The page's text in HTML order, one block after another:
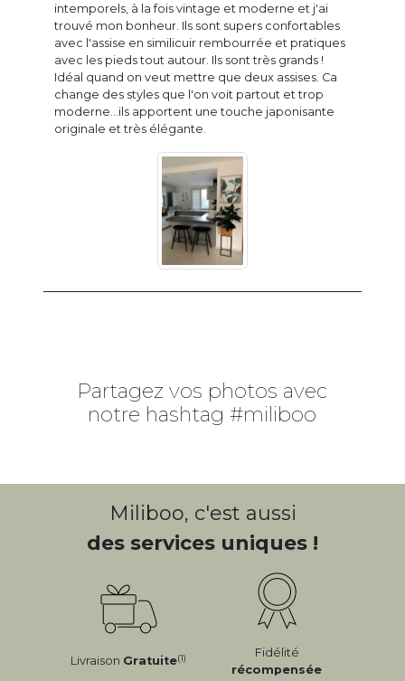
intemporels, à la fois vintage et moderne et j'ai
trouvé mon bonheur. Ils sont supers confortables
avec l'assise en similicuir rembourrée et pratiques
avec les pieds tout autour. Ils sont très grands !
Idéal quand on veut mettre que deux assises. Ca
change des styles que l'on voit partout et trop
moderne...ils apportent une touche japonisante
originale et très élégante.
Partagez vos photos avec
notre hashtag #miliboo
Miliboo, c'est aussi
des services uniques !
Livraison Gratuite(1)
Fidélité
récompensée